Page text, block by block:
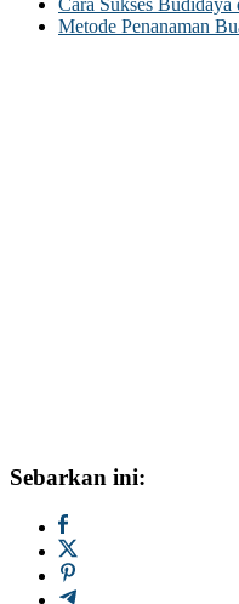
Metode Penanaman
Sebarkan ini: